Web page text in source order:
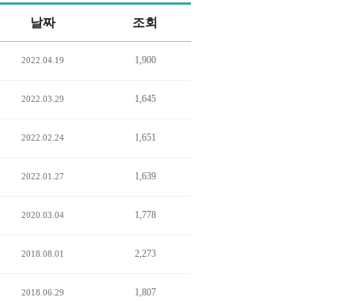
날짜 조회
2022.04.19 1,900
2022.03.29 1,645
2022.02.24 1,651
2022.01.27 1,639
2020.03.04 1,778
2018.08.01 2,273
2018.06.29 1,807